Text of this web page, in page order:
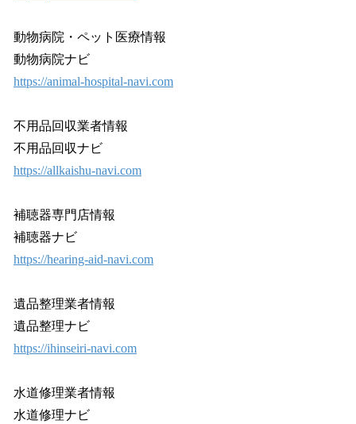
動物病院・ペット医療情報
動物病院ナビ
https://animal-hospital-navi.com
不用品回収業者情報
不用品回収ナビ
https://allkaishu-navi.com
補聴器専門店情報
補聴器ナビ
https://hearing-aid-navi.com
遺品整理業者情報
遺品整理ナビ
https://ihinseiri-navi.com
水道修理業者情報
水道修理ナビ